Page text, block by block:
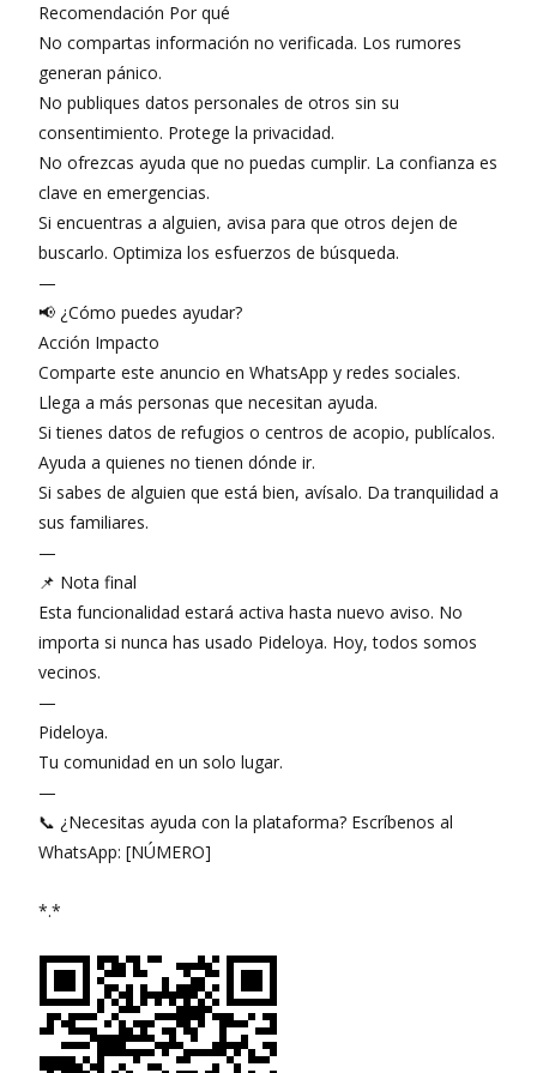
Recomendación Por qué
No compartas información no verificada. Los rumores
generan pánico.
No publiques datos personales de otros sin su
consentimiento. Protege la privacidad.
No ofrezcas ayuda que no puedas cumplir. La confianza es
clave en emergencias.
Si encuentras a alguien, avisa para que otros dejen de
buscarlo. Optimiza los esfuerzos de búsqueda.
—
📢 ¿Cómo puedes ayudar?
Acción Impacto
Comparte este anuncio en WhatsApp y redes sociales.
Llega a más personas que necesitan ayuda.
Si tienes datos de refugios o centros de acopio, publícalos.
Ayuda a quienes no tienen dónde ir.
Si sabes de alguien que está bien, avísalo. Da tranquilidad a
sus familiares.
—
📌 Nota final
Esta funcionalidad estará activa hasta nuevo aviso. No
importa si nunca has usado Pideloya. Hoy, todos somos
vecinos.
—
Pideloya.
Tu comunidad en un solo lugar.
—
📞 ¿Necesitas ayuda con la plataforma? Escríbenos al
WhatsApp: [NÚMERO]
*.*